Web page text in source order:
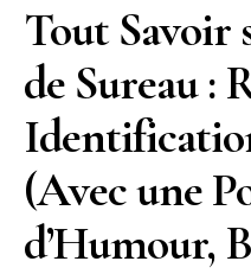
Tout Savoir
de Sureau :
(Avec une
d’Humour,